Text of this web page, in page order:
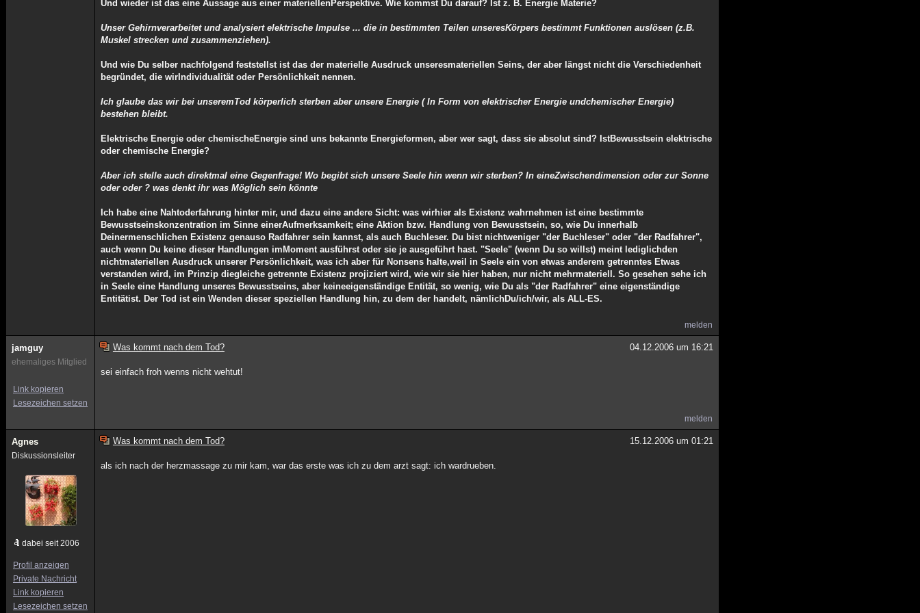
Und wieder ist das eine Aussage aus einer materiellenPerspektive. Wie kommst Du darauf? Ist z. B. Energie Materie?
Unser Gehirnverarbeitet und analysiert elektrische Impulse ... die in bestimmten Teilen unseresKörpers bestimmt Funktionen auslösen (z.B.
Muskel strecken und zusammenziehen).
Und wie Du selber nachfolgend feststellst ist das der materielle Ausdruck unseresmateriellen Seins, der aber längst nicht die Verschiedenheit
begründet, die wirIndividualität oder Persönlichkeit nennen.
Ich glaube das wir bei unseremTod körperlich sterben aber unsere Energie ( In Form von elektrischer Energie undchemischer Energie)
bestehen bleibt.
Elektrische Energie oder chemischeEnergie sind uns bekannte Energieformen, aber wer sagt, dass sie absolut sind? IstBewusstsein elektrische
oder chemische Energie?
Aber ich stelle auch direktmal eine Gegenfrage! Wo begibt sich unsere Seele hin wenn wir sterben? In eineZwischendimension oder zur Sonne
oder oder ? was denkt ihr was Möglich sein könnte
Ich habe eine Nahtoderfahrung hinter mir, und dazu eine andere Sicht: was wirhier als Existenz wahrnehmen ist eine bestimmte
Bewusstseinskonzentration im Sinne einerAufmerksamkeit; eine Aktion bzw. Handlung von Bewusstsein, so, wie Du innerhalb
Deinermenschlichen Existenz genauso Radfahrer sein kannst, als auch Buchleser. Du bist nichtweniger "der Buchleser" oder "der Radfahrer",
auch wenn Du keine dieser Handlungen imMoment ausführst oder sie je ausgeführt hast. "Seele" (wenn Du so willst) meint lediglichden
nichtmateriellen Ausdruck unserer Persönlichkeit, was ich aber für Nonsens halte,weil in Seele ein von etwas anderem getrenntes Etwas
verstanden wird, im Prinzip diegleiche getrennte Existenz projiziert wird, wie wir sie hier haben, nur nicht mehrmateriell. So gesehen sehe ich
in Seele eine Handlung unseres Bewusstseins, aber keineeigenständige Entität, so wenig, wie Du als "der Radfahrer" eine eigenständige
Entitätist. Der Tod ist ein Wenden dieser speziellen Handlung hin, zu dem der handelt, nämlichDu/ich/wir, als ALL-ES.
melden
jamguy
ehemaliges Mitglied
Link kopieren
Lesezeichen setzen
Was kommt nach dem Tod? 04.12.2006 um 16:21
sei einfach froh wenns nicht wehtut!
melden
Agnes
Diskussionsleiter
dabei seit 2006
Profil anzeigen
Private Nachricht
Link kopieren
Lesezeichen setzen
Was kommt nach dem Tod? 15.12.2006 um 01:21
als ich nach der herzmassage zu mir kam, war das erste was ich zu dem arzt sagt: ich wardrueben.